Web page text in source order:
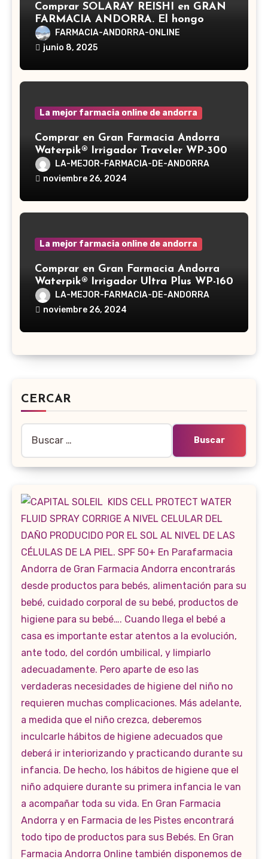
Comprar SOLARAY REISHI en GRAN
FARMACIA ANDORRA. El hongo
Reishi, cuyo nombre científico es
Ganoderma lucidum, es un hongo
en la medicina tradicional asiática
FARMACIA-ANDORRA-ONLINE
junio 8, 2025
La mejor farmacia online de andorra
Comprar en Gran Farmacia Andorra
Waterpik® Irrigador Traveler WP-300
LA-MEJOR-FARMACIA-DE-ANDORRA
noviembre 26, 2024
La mejor farmacia online de andorra
Comprar en Gran Farmacia Andorra
Waterpik® Irrigador Ultra Plus WP-160
LA-MEJOR-FARMACIA-DE-ANDORRA
noviembre 26, 2024
CERCAR